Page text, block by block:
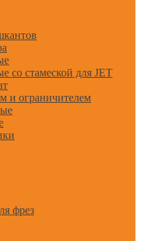
со стамеской для JET
и ограничителем
фрез